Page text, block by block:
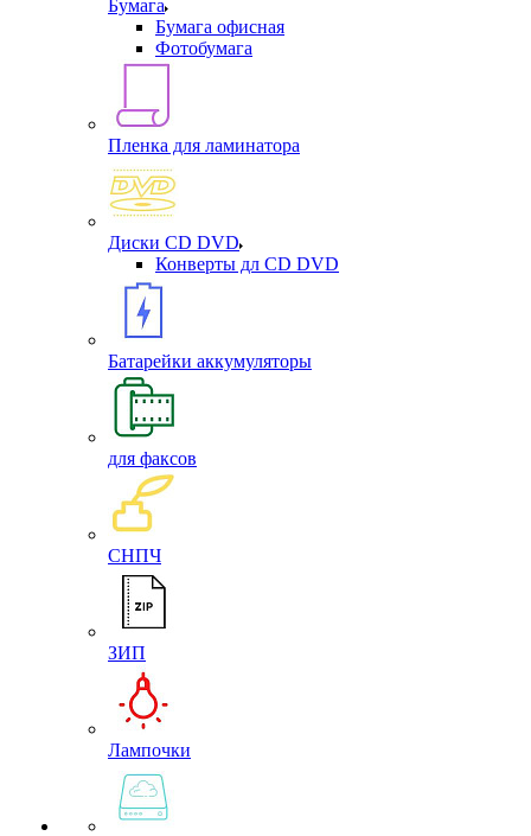
Бумага
Бумага офисная
Фотобумага
Пленка для ламинатора
Диски CD DVD
Конверты дл CD DVD
Батарейки аккумуляторы
для факсов
СНПЧ
ЗИП
Лампочки